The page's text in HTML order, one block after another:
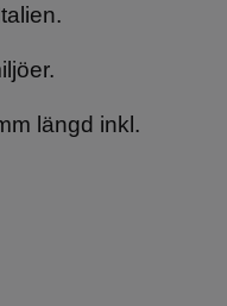
längd inkl.